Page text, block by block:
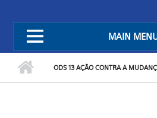
MAIN
ODS 13 AÇÃO CONTRA A